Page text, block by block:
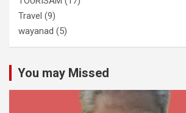
Travel (9)
wayanad (5)
You may Missed